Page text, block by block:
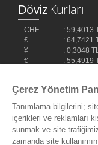
DövizKurları
CHF
: 59,4013
£
: 64,7421
¥
: 0,3048
€
: 55,4919
Çerez Yönetim
Tanımlama bilgilerini;
içerikleri ve reklamları
sunmak ve site
zamanda site